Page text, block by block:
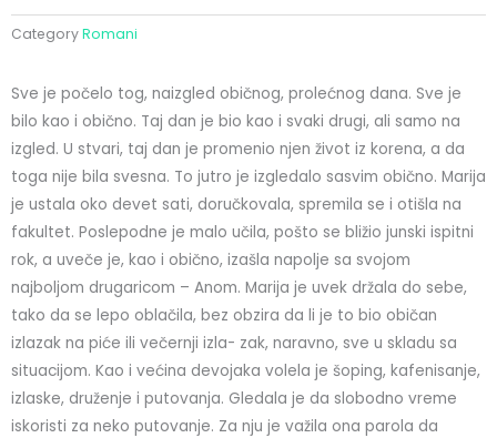
CategoryRomani
Sve je počelo tog, naizgled običnog, prolećnog dana. Sve je
bilo kao i obično. Taj dan je bio kao i svaki drugi, ali samo na
izgled. U stvari, taj dan je promenio njen život iz korena, a da
toga nije bila svesna. To jutro je izgledalo sasvim obično. Marija
je ustala oko devet sati, doručkovala, spremila se i otišla na
fakultet. Poslepodne je malo učila, pošto se bližio junski ispitni
rok, a uveče je, kao i obično, izašla napolje sa svojom
najboljom drugaricom – Anom. Marija je uvek držala do sebe,
tako da se lepo oblačila, bez obzira da li je to bio običan
izlazak na piće ili večernji izla- zak, naravno, sve u skladu sa
situacijom. Kao i većina devojaka volela je šoping, kafenisanje,
izlaske, druženje i putovanja. Gledala je da slobodno vreme
iskoristi za neko putovanje. Za nju je važila ona parola da